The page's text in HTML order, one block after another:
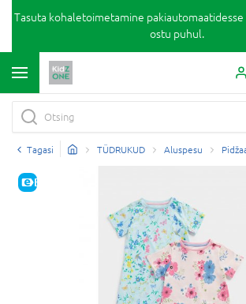
Tasuta kohaletoimetamine pakiautomaatidesse
ostu puhul.
Tagasi TÜDRUKUD Aluspesu
E-HIND